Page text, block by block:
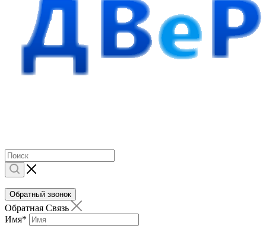
Обратный звонок
Обратная Связь
Имя*